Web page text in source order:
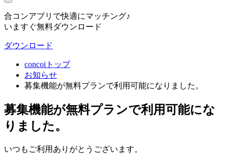
合コンアプリで快適にマッチング♪
いますぐ無料ダウンロード
ダウンロード
concoiトップ
お知らせ
募集機能が無料プランで利用可能になりました。
募集機能が無料プランで利用可能にな
りました。
いつもご利用ありがとうございます。